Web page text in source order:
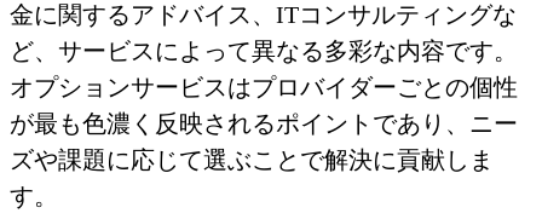
金に関するアドバイス、ITコンサルティングな
ど、サービスによって異なる多彩な内容です。
オプションサービスはプロバイダーごとの個性
が最も色濃く反映されるポイントであり、ニー
ズや課題に応じて選ぶことで解決に貢献しま
す。